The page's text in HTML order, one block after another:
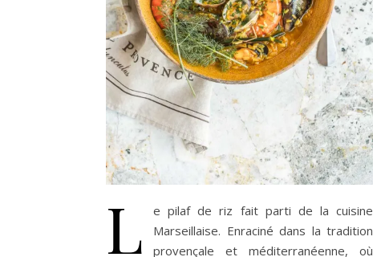
L
e pilaf de riz fait parti de la cuisine
Marseillaise. Enraciné dans la tradition
provençale et méditerranéenne, où